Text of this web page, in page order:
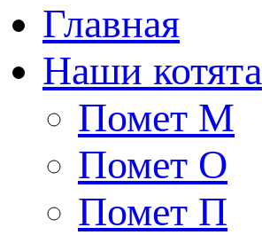
Главная
Наши котята
Помет М
Помет О
Помет П